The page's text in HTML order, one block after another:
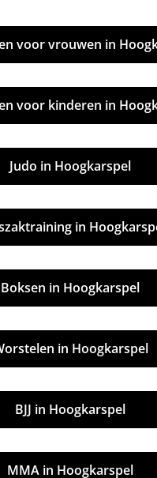
voor vrouwen in
voor kinderen in
Judo in Hoogkarspel
in
Boksen in Hoogkarspel
in Hoogkarspel
BJJ in Hoogkarspel
MMA in Hoogkarspel